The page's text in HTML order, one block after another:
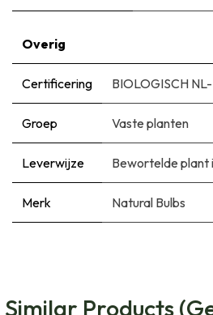
Overig
Certificering BIOLOGISCH
Groep Vaste planten
Leverwijze Bewortelde plant
Merk Natural Bulbs
Similar Products